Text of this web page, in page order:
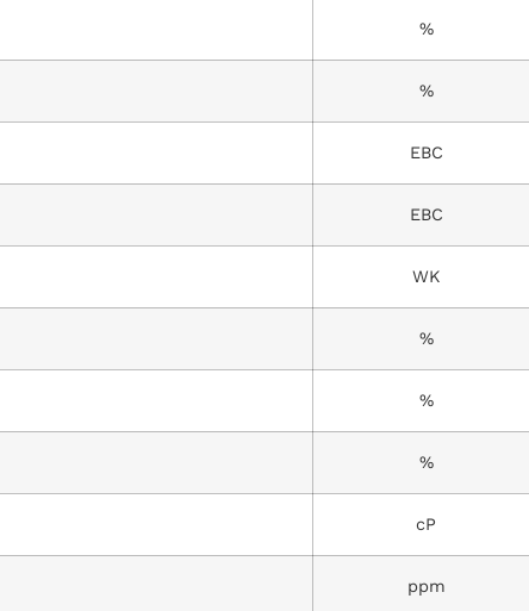
%
%
EBC
EBC
WK
%
%
%
cP
ppm